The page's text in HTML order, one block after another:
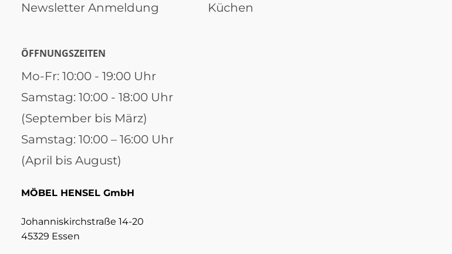
Newsletter Anmeldung
Küchen
ÖFFNUNGSZEITEN
Mo-Fr: 10:00 - 19:00 Uhr
Samstag: 10:00 - 18:00 Uhr
(September bis März)
Samstag: 10:00 – 16:00 Uhr
(April bis August)
MÖBEL HENSEL GmbH
Johanniskirchstraße 14-20
45329 Essen